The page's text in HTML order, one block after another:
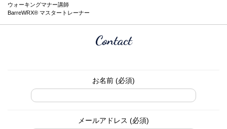
ウォーキングマナー講師
BarreWRX® マスタートレーナー
Contact
お名前 (必須)
メールアドレス (必須)